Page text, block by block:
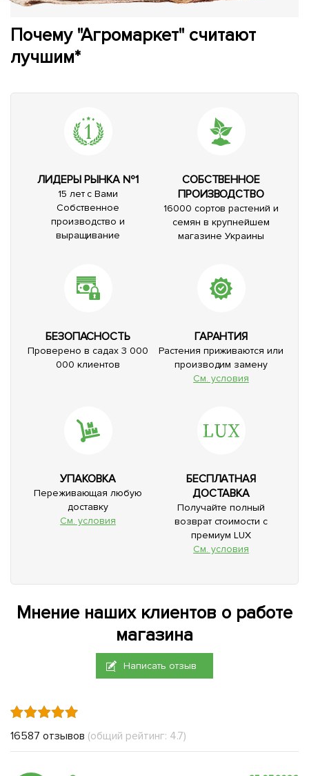
Почему "Агромаркет" считают
лучшим*
ЛИДЕРЫ РЫНКА №1
15 лет с Вами
Собственное
производство и
выращивание
СОБСТВЕННОЕ
ПРОИЗВОДСТВО
16000 сортов растений и
семян в крупнейшем
магазине Украины
БЕЗОПАСНОСТЬ
Проверено в садах 3 000
000 клиентов
ГАРАНТИЯ
Растения приживаются или
производим замену
См. условия
УПАКОВКА
Переживающая любую
доставку
См. условия
БЕСПЛАТНАЯ
ДОСТАВКА
Получайте полный
возврат стоимости с
премиум LUX
См. условия
Мнение наших клиентов о работе
магазина
Написать отзыв
16587 отзывов (общий рейтинг: 4.7)